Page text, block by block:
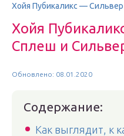
Хойя Пубикаликс —
Хойя
Сплеш и
Обновлено: 08.01.2020
Содержание:
Как выглядит, к